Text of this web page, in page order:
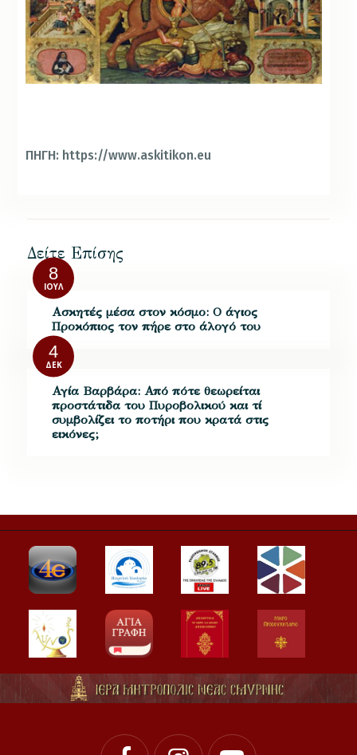
ΠΗΓΗ: https://www.askitikon.eu
Δείτε Επίσης
8
ΙΟΎΛ
Ασκητές μέσα στον κόσμο: Ο άγιος
Προκόπιος τον πήρε στο άλογό του
4
ΔΕΚ
Αγία Βαρβάρα: Από πότε θεωρείται
προστάτιδα του Πυροβολικού και τί
συμβολίζει το ποτήρι που κρατά στις
εικόνες;